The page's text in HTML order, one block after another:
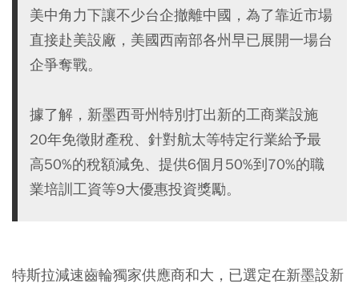
美中角力下讓不少台企撤離中國，為了靠近市場
直接赴美設廠，美國西南部各州早已展開一場台
企爭奪戰。
據了解，新墨西哥州特別打出新的工商業設施
20年免徵財產稅、針對航太等特定行業給予最
高50%的稅額減免、提供6個月50%到70%的職
業培訓工資等9大優惠投資獎勵。
特斯拉減速齒輪獨家供應商和大，已選定在新墨設新